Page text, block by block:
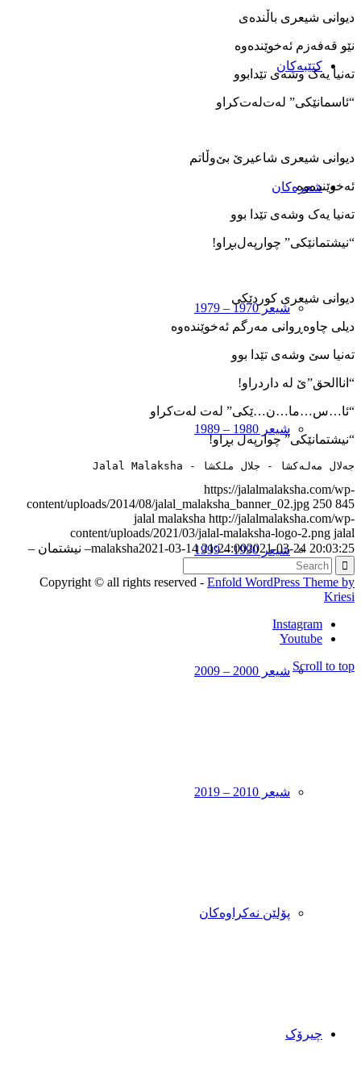
کتێبەکان
شعرەکان
شیعر 1970 – 1979
شیعر 1980 – 1989
شیعر 1990 – 1999
شیعر 2000 – 2009
شیعر 2010 – 2019
پۆلێن نەکراوەکان
چیرۆک
دیوانی شیعری باڵنده‌ی
نێو قه‌فه‌زم ئه‌خوێنده‌وه‌
ته‌نیا یه‌ک وشه‌ی تێدابوو
“ئاسمانێکی” له‌ت‌له‌ت‌کراو
دیوانی شیعری شاعیرێ بێ‌وڵاتم
ئه‌خوێنده‌وه
ته‌نیا یه‌ک وشه‌ی تێدا بوو
“نیشتمانێکی” چوارپه‌ل‌بڕاو!
دیوانی شیعری کوردێکی
دیلی چاوه‌ڕوانی مه‌رگم ئه‌خوێنده‌وه
ته‌نیا سێ وشه‌ی تێدا بوو
“اناالحق”ێ له ‌داردراو!
“ئا…س…ما…ن…ێکی” له‌ت له‌ت‌کراو
“نیشتمانێکی” چوارپه‌ل ‌بڕاو!
جەلال مەلەکشا - جلال ملکشا - Jalal Malaksha
https://jalalmalaksha.com/wp-
content/uploads/2014/08/jalal_malaksha_banner_02.jpg 250 845
jalal malaksha http://jalalmalaksha.com/wp-
content/uploads/2021/03/jalal-malaksha-logo-2.png jalal
malaksha2021-03-14 21:24:002021-03-24 20:03:25 – نیشتمان –
Copyright © all rights reserved - Enfold WordPress Theme by
Kriesi
Instagram
Youtube
Scroll to top